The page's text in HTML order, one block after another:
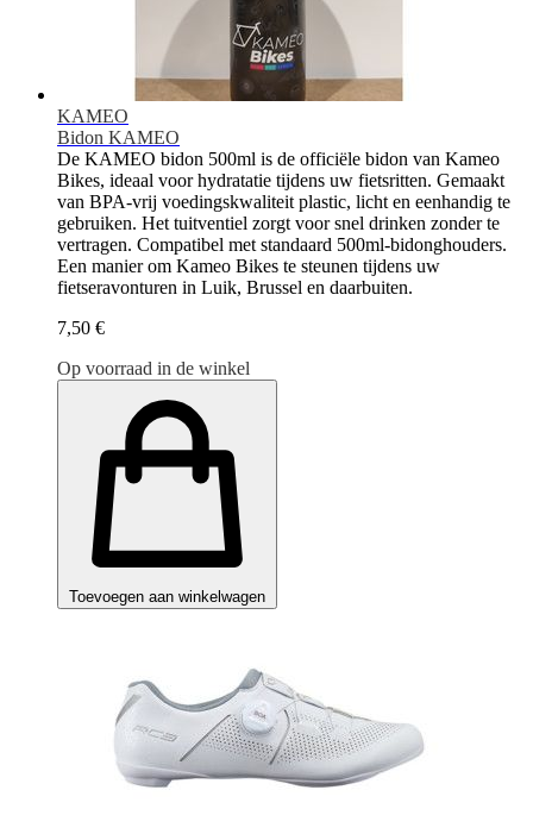
KAMEO
Bidon KAMEO
De KAMEO bidon 500ml is de officiële bidon van Kameo
Bikes, ideaal voor hydratatie tijdens uw fietsritten. Gemaakt
van BPA-vrij voedingskwaliteit plastic, licht en eenhandig te
gebruiken. Het tuitventiel zorgt voor snel drinken zonder te
vertragen. Compatibel met standaard 500ml-bidonghouders.
Een manier om Kameo Bikes te steunen tijdens uw
fietseravonturen in Luik, Brussel en daarbuiten.
7,50 €
Op voorraad in de winkel
Toevoegen aan winkelwagen